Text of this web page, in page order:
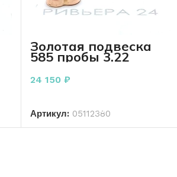
Золотая подвеска
585 пробы 3.22
грамма
24 150 ₽
Артикул: 05112380